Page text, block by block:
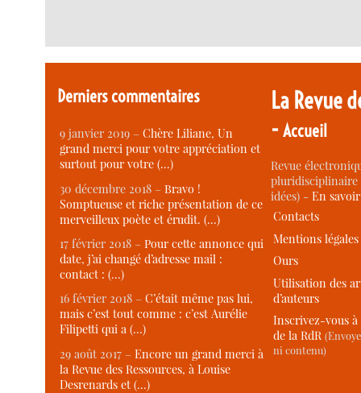
Derniers commentaires
9 janvier 2019 –Chère Liliane, Un
grand merci pour votre appréciation et
surtout pour votre (…)
30 décembre 2018 –Bravo !
Somptueuse et riche présentation de ce
merveilleux poète et érudit. (…)
17 février 2018 –Pour cette annonce qui
date, j’ai changé d’adresse mail :
contact : (…)
16 février 2018 –C’était même pas lui,
mais c’est tout comme : c’est Aurélie
Filipetti qui a (…)
29 août 2017 –Encore un grand merci à
la Revue des Ressources, à Louise
Desrenards et (…)
La Revue
-Accueil
Revue
idées) -En
Contacts
Mentions légales
Ours
Utilisation des
d’auteurs
Inscrivez-vous
de la RdR
ni contenu)